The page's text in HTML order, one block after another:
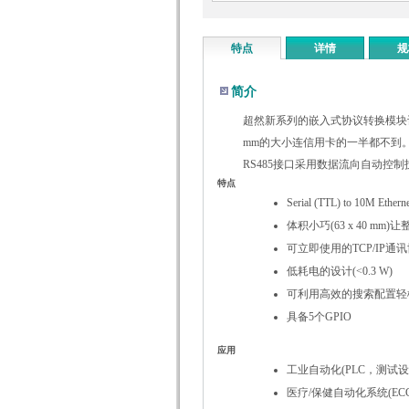
特点 详情
简介
超然新系列的嵌入式协议转换模块
mm的大小连信用卡的一半都不到
RS485接口采用数据流向自动控
特点
Serial (TTL) to 10M
体积小巧(63 x 40 mm)让
可立即使用的TCP/IP通
低耗电的设计(<0.3 W)
可利用高效的搜索配置
具备5个GPIO
应用
工业自动化(PLC，测试
医疗/保健自动化系统